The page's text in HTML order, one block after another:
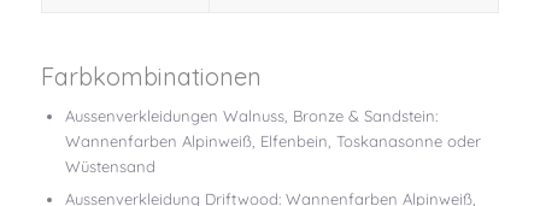
Farbkombinationen
Aussenverkleidungen Walnuss, Bronze & Sandstein:
Wannenfarben Alpinweiß, Elfenbein, Toskanasonne oder
Wüstensand
Aussenverkleidung Driftwood: Wannenfarben Alpinweiß,